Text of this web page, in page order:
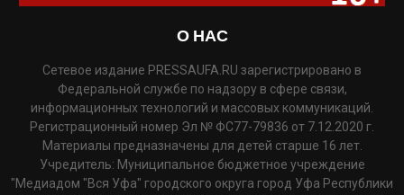
О НАС
Сетевое издание PRESSAUFA.RU зарегистрировано в
Федеральной службе по надзору в сфере связи,
информационных технологий и массовых коммуникаций.
Регистрационный номер Эл № ФС77-79836 от 7.12.2020 г.
Материалы предназначены для детей старше 16 лет.
Учредитель: Муниципальное бюджетное учреждение
"Медиадом "Вся Уфа" городского округа город Уфа Республики